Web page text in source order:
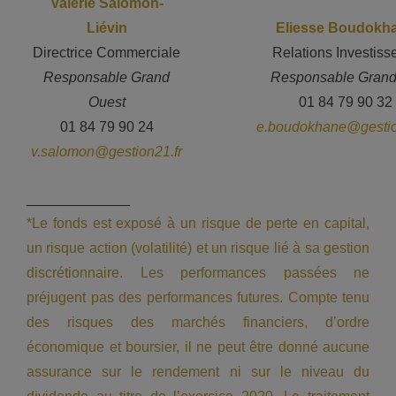
Valérie Salomon-
Liévin
Directrice Commerciale
Responsable Grand
Ouest
01 84 79 90 24
v.salomon@gestion21.fr
Eliesse
Relations
Responsable
01 84 79 90 32
*Le fonds est exposé à un risque de perte en capital,
un risque action (volatilité) et un risque lié à sa gestion
discrétionnaire. Les performances passées ne
préjugent pas des performances futures. Compte tenu
des risques des marchés financiers, d’ordre
économique et boursier, il ne peut être donné aucune
assurance sur le rendement ni sur le niveau du